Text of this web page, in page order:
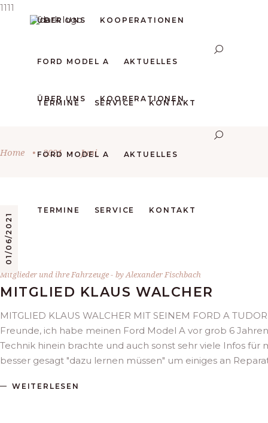
1111
ÜBER UNS KOOPERATIONEN
FORD MODEL A AKTUELLES
TERMINE SERVICE KONTAKT
ÜBER UNS KOOPERATIONEN
FORD MODEL A AKTUELLES
TERMINE SERVICE KONTAKT
Home • 2021 • Juni
01/06/2021
Mitglieder und ihre Fahrzeuge byAlexander Fischbach
MITGLIED KLAUS WALCHER
MITGLIED KLAUS WALCHER MIT SEINEM FORD A
Freunde, ich habe meinen Ford Model A vor grob 6
Technik hinein brachte und auch sonst sehr viele Infos
besser gesagt "dazu lernen müssen" um einiges an
WEITERLESEN